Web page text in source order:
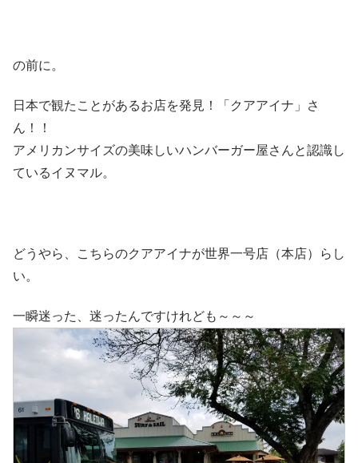
の前に。
日本で観たことがあるお店を発見！「クアアイナ」さ
ん！！
アメリカンサイズの美味しいハンバーガー屋さんと認識し
ているイヌマル。
どうやら、こちらのクアアイナが世界一号店（本店）らし
い。
一瞬迷った、迷ったんですけれども～～～